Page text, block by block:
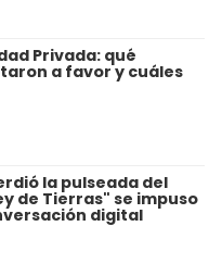
Privada: qué
a favor y cuáles
la pulseada del
de Tierras" se impuso
digital